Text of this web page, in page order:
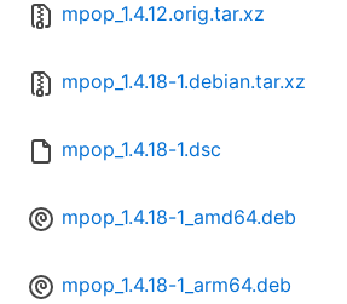
mpop_1.4.12.orig.tar.xz
mpop_1.4.18-1.debian.tar.xz
mpop_1.4.18-1.dsc
mpop_1.4.18-1_amd64.deb
mpop_1.4.18-1_arm64.deb